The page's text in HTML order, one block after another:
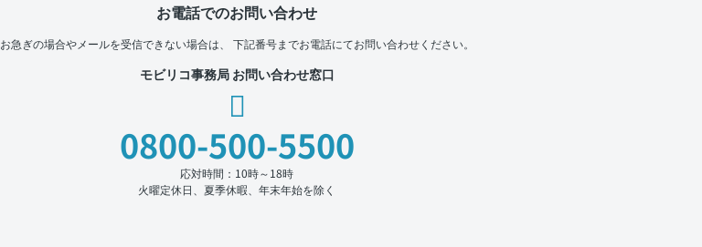
お電話でのお問い合わせ
お急ぎの場合やメールを受信できない場合は、 下記番号までお電話にてお問い合わせください。
モビリコ事務局 お問い合わせ窓口
0800-500-5500
応対時間：10時～18時
火曜定休日、夏季休暇、年末年始を除く